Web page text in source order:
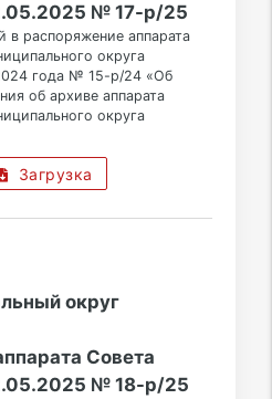
№ 17-р/25
в распоряжение аппарата
округа
года № 15-р/24 «Об
об архиве аппарата
округа
Загрузка
округ
Совета
№ 18-р/25